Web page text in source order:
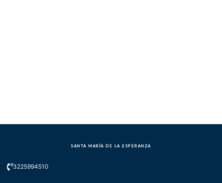
SANTA MARÍA DE LA ESPERANZA
3225994510